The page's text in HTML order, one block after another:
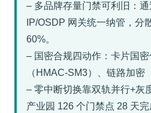
– 多品牌存量门禁可利旧：
IP/OSDP 网关统一纳管，分
60%。
– 国密合规四动作：卡片国
（HMAC-SM3）、链路加密
– 零中断切换靠双轨并行+灰
产业园 126 个门禁点 28 天完